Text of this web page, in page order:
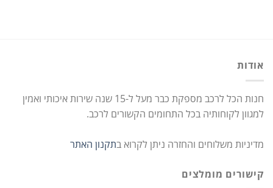
אודות
חנות הכל לרכב מספקת כבר מעל ל-15 שנה שירות איכותי ואמין
למגוון לקוחותיה בכל התחומים הקשורים לרכב.
מדיניות משלוחים והחזרה ניתן לקרוא בתקנון האתר
קישורים מומלצים